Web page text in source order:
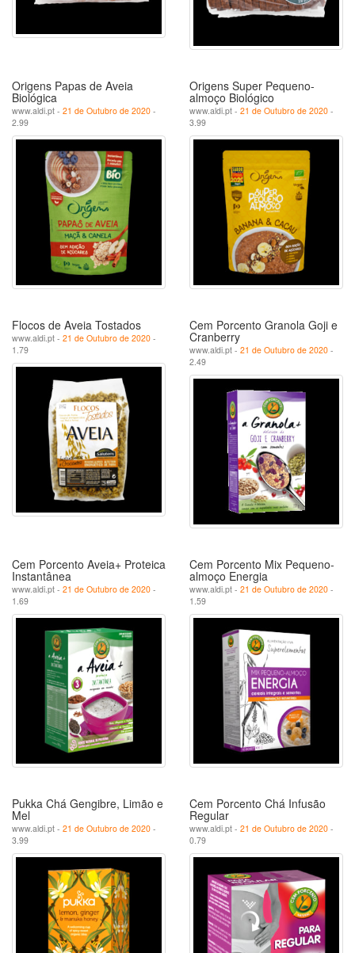
Origens Papas de Aveia
Biológica
www.aldi.pt - 21 de Outubro de 2020 -
2.99
Origens Super Pequeno-
almoço Biológico
www.aldi.pt - 21 de Outubro de 2020 -
3.99
Flocos de Aveia Tostados
www.aldi.pt - 21 de Outubro de 2020 -
1.79
Cem Porcento Granola Goji e
Cranberry
www.aldi.pt - 21 de Outubro de 2020 -
2.49
Cem Porcento Aveia+ Proteica
Instantânea
www.aldi.pt - 21 de Outubro de 2020 -
1.69
Cem Porcento Mix Pequeno-
almoço Energia
www.aldi.pt - 21 de Outubro de 2020 -
1.59
Pukka Chá Gengibre, Limão e
Mel
www.aldi.pt - 21 de Outubro de 2020 -
3.99
Cem Porcento Chá Infusão
Regular
www.aldi.pt - 21 de Outubro de 2020 -
0.79